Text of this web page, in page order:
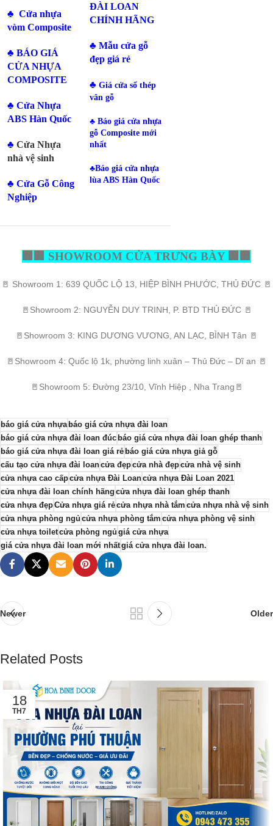
♣ Cửa nhựa
vòm Composite
♣ BÁO GIÁ
CỬA NHỰA
COMPOSITE
♣ Cửa Nhựa
ABS Hàn Quốc
♣ Cửa Nhựa
nhà vệ sinh
♣ Cửa Gỗ Công
Nghiệp
ĐÀI LOAN
CHÍNH HÃNG
♣ Mẫu cửa gỗ
đẹp giá rẻ
♣ Giá cửa sổ thép
vân gỗ
♣ Báo giá cửa nhựa
gỗ Composite mới
nhất
♣Báo giá cửa nhựa
lùa ABS Hàn Quốc
🏢 🏢 SHOWROOM CỬA TRƯNG BÀY 🏢 🏢
🚪 Showroom 1: 639 QUỐC LỘ 13, HIỆP BÌNH PHƯỚC, THỦ ĐỨC 🚪
🚪 Showroom 2: NGUYỄN DUY TRINH, P. BTD THỦ ĐỨC 🚪
🚪 Showroom 3: KING DƯƠNG VƯƠNG, AN LẠC, BÌNH Tân 🚪
🚪 Showroom 4: Quốc lộ 1k, phường linh xuân – Thủ Đức – Dĩ an 🚪
🚪 Showroom 5: Đường 23/10, Vĩnh Hiệp , Nha Trang 🚪
báo giá cửa nhựabáo giá cửa nhựa đài loan
báo giá cửa nhựa đài loan đúcbáo giá cửa nhựa đài loan ghép thanh
báo giá cửa nhựa đài loan giá rẻbáo giá cửa nhựa giả gỗ
cấu tạo cửa nhựa đài loancửa đẹpcửa nhà đẹpcửa nhà vệ sinh
cửa nhựa cao cấpcửa nhựa Đài Loancửa nhựa Đài Loan 2021
cửa nhựa đài loan chính hãng cửa nhựa đài loan ghép thanh
cửa nhựa đẹpCửa nhựa giá rẻcửa nhựa nhà tắm cửa nhựa nhà vệ sinh
cửa nhựa phòng ngủ cửa nhựa phòng tắm cửa nhựa phòng vệ sinh
cửa nhựa toiletcửa phòng ngủ giá cửa nhựa
giá cửa nhựa đài loan mới nhấtgiá cửa nhựa đài loan.
Newer Older
Related Posts
18
TH7